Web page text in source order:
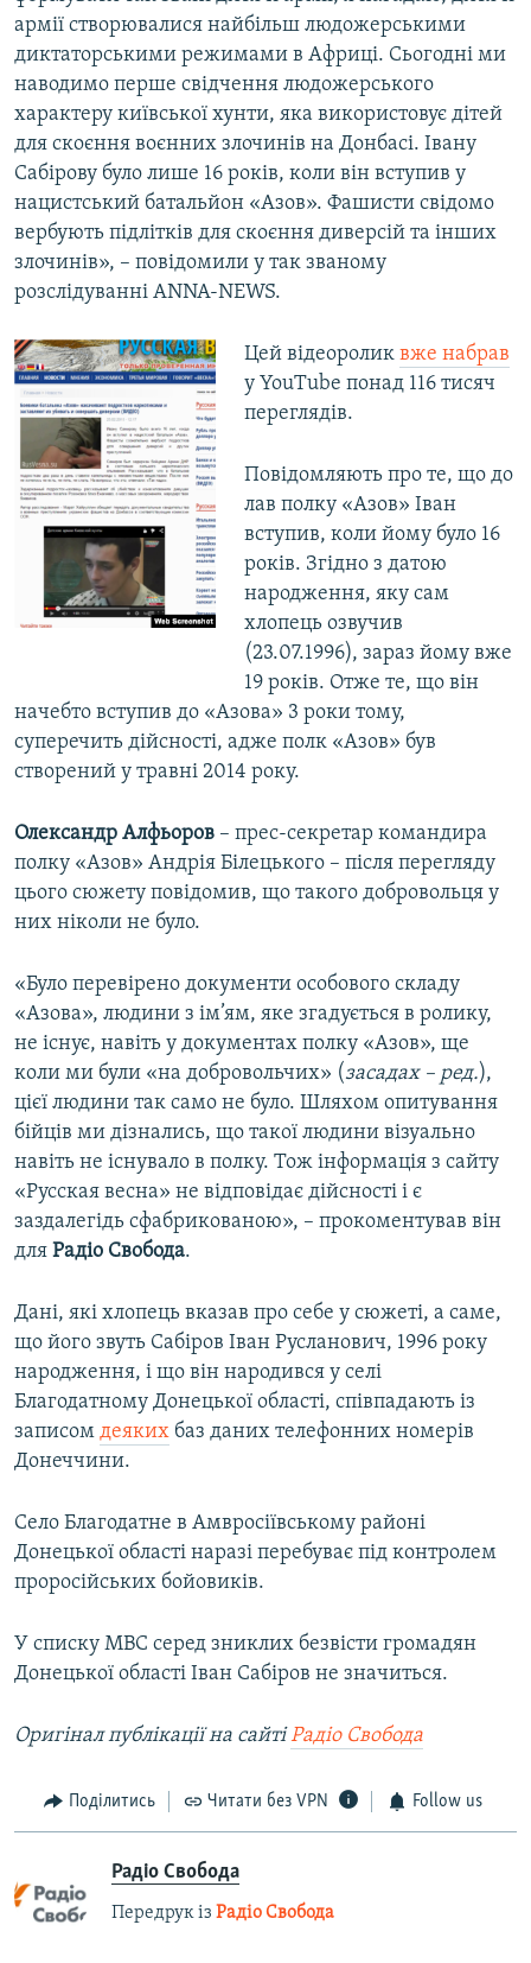
армії створювалися найбільш людожерськими
диктаторськими режимами в Африці. Сьогодні ми
наводимо перше свідчення людожерського
характеру київської хунти, яка використовує дітей
для скоєння воєнних злочинів на Донбасі. Івану
Сабірову було лише 16 років, коли він вступив у
нацистський батальйон «Азов». Фашисти свідомо
вербують підлітків для скоєння диверсій та інших
злочинів», – повідомили у так званому
розслідуванні ANNA-NEWS.
Цей відеоролик вже набрав
у YouTube понад 116 тисяч
переглядів.
Повідомляють про те, що до
лав полку «Азов» Іван
вступив, коли йому було 16
років. Згідно з датою
народження, яку сам
хлопець озвучив
(23.07.1996), зараз йому вже
19 років. Отже те, що він
начебто вступив до «Азова» 3 роки тому,
суперечить дійсності, адже полк «Азов» був
створений у травні 2014 року.
Олександр Алфьоров – прес-секретар командира
полку «Азов» Андрія Білецького – після перегляду
цього сюжету повідомив, що такого добровольця у
них ніколи не було.
«Було перевірено документи особового складу
«Азова», людини з ім’ям, яке згадується в ролику,
не існує, навіть у документах полку «Азов», ще
коли ми були «на добровольчих» (засадах – ред.),
цієї людини так само не було. Шляхом опитування
бійців ми дізнались, що такої людини візуально
навіть не існувало в полку. Тож інформація з сайту
«Русская весна» не відповідає дійсності і є
заздалегідь сфабрикованою», – прокоментував він
для Радіо Свобода.
Дані, які хлопець вказав про себе у сюжеті, а саме,
що його звуть Сабіров Іван Русланович, 1996 року
народження, і що він народився у селі
Благодатному Донецької області, співпадають із
записом деяких баз даних телефонних номерів
Донеччини.
Село Благодатне в Амвросіївському районі
Донецької області наразі перебуває під контролем
проросійських бойовиків.
У списку МВС серед зниклих безвісти громадян
Донецької області Іван Сабіров не значиться.
Оригінал публікації на сайтіРадіо Свобода
Поділитись Читати без VPN Follow us
Радіо Свобода
Передрук із Радіо Свобода